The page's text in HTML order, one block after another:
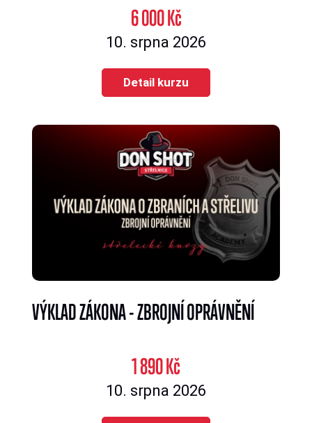
6 000 Kč
10. srpna 2026
Detail kurzu
VÝKLAD ZÁKONA - ZBROJNÍ OPRÁVNĚNÍ
1 890 Kč
10. srpna 2026